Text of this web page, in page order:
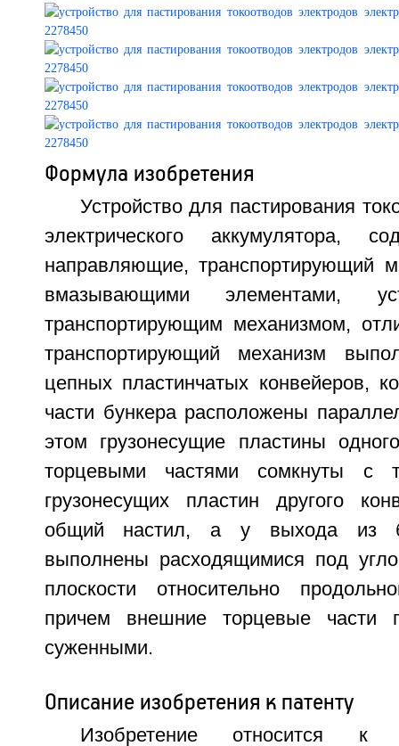
Формула изобретения
Устройство для пастирования
электрического аккумулятора,
направляющие, транспортирующий
вмазывающими элементами,
транспортирующим механизмом,
транспортирующий механизм
цепных пластинчатых конвейеров,
части бункера расположены
этом грузонесущие пластины
торцевыми частями сомкнуты с
грузонесущих пластин другого
общий настил, а у выхода из
выполнены расходящимися под
плоскости относительно
причем внешние торцевые части
суженными.
Описание изобретения к патенту
Изобретение относится к